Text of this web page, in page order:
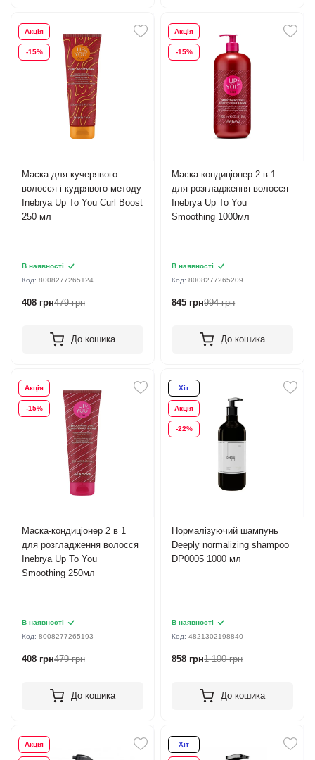
Акція
-15%
Маска для кучерявого
волосся і кудрявого методу
Inebrya Up To You Сurl Boost
250 мл
В наявності
Код: 8008277265124
408 грн479 грн
До кошика
Акція
-15%
Маска-кондиціонер 2 в 1
для розгладження волосся
Inebrya Up To You
Smoothing 1000мл
В наявності
Код:8008277265209
845 грн994 грн
До кошика
Акція
-15%
Маска-кондиціонер 2 в 1
для розгладження волосся
Inebrya Up To You
Smoothing 250мл
В наявності
Код: 8008277265193
408 грн479 грн
До кошика
Хіт
Акція
-22%
Нормалізуючий шампунь
Deeply normalizing shampoo
DP0005 1000 мл
В наявності
Код:4821302198840
858 грн1 100 грн
До кошика
Акція Хіт